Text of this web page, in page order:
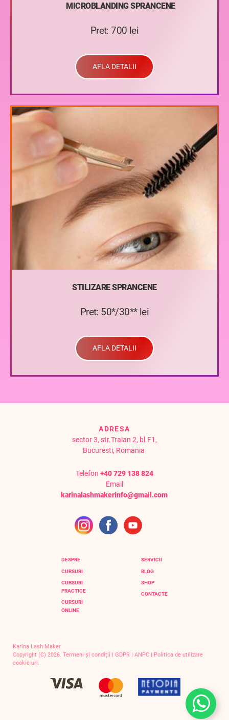
MICROBLANDING SPRANCENE
Pret: 700 lei
AFLA DETALII
STILIZARE SPRANCENE
Pret: 50*/30** lei
AFLA DETALII
ADRESA
sector 3, str.Traian 2, bl.F1,
Bucuresti, Romania
Telefon +40 729 138 824
Email
karinalashmakerinfo@gmail.com
DESPRE
CURSURI
CURSURI
PRACTICE
CURSURI
ONLINE
SERVICII
BLOG
SHOP
CONTACTE
Karina Lash Maker
Copyright (C) 2026. Termeni și condiții GDPR ANPC
Politica de utilizare
cookie-uri.